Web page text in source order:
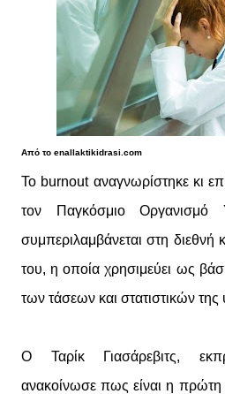
Από το enallaktikidrasi.com
Το burnout αναγνωρίστηκε κι
τον Παγκόσμιο
συμπεριλαμβάνεται στη διεθνή
του, η οποία χρησιμεύει ως
των τάσεων και στατιστικών της
Ο Ταρίκ Γιασάρεβιτς,
ανακοίνωσε πως είναι η